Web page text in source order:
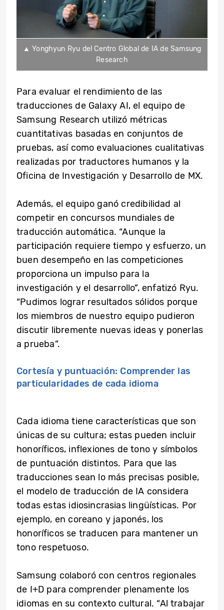
▲ Yonghyun Ryu del Centro Global de IA de Samsung
Research
Para evaluar el rendimiento de las
traducciones de Galaxy AI, el equipo de
Samsung Research utilizó métricas
cuantitativas basadas en conjuntos de
pruebas, así como evaluaciones cualitativas
realizadas por traductores humanos y la
Oficina de Investigación y Desarrollo de MX.
Además, el equipo ganó credibilidad al
competir en concursos mundiales de
traducción automática. “Aunque la
participación requiere tiempo y esfuerzo, un
buen desempeño en las competiciones
proporciona un impulso para la
investigación y el desarrollo”, enfatizó Ryu.
“Pudimos lograr resultados sólidos porque
los miembros de nuestro equipo pudieron
discutir libremente nuevas ideas y ponerlas
a prueba”.
Cortesía y puntuación: Comprender las
particularidades de cada idioma
Cada idioma tiene características que son
únicas de su cultura; estas pueden incluir
honoríficos, inflexiones de tono y símbolos
de puntuación distintos. Para que las
traducciones sean lo más precisas posible,
el modelo de traducción de IA considera
todas estas idiosincrasias lingüísticas. Por
ejemplo, en coreano y japonés, los
honoríficos se traducen para mantener un
tono respetuoso.
Samsung colaboró con centros regionales
de I+D para comprender plenamente los
idiomas en su contexto cultural. “Al trabajar